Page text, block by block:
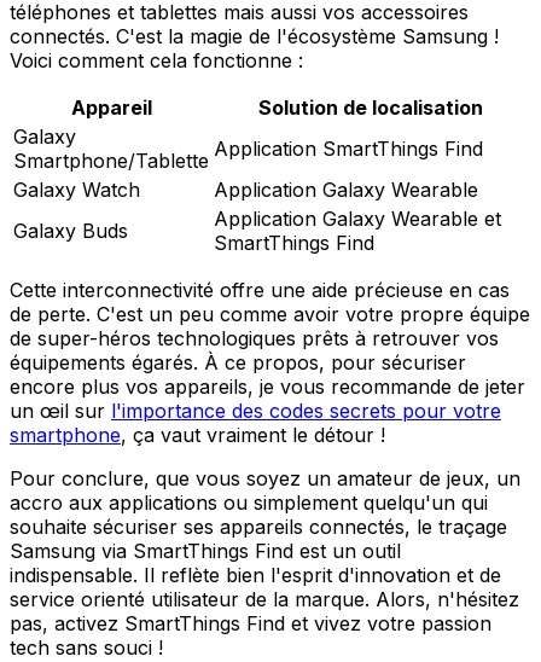
téléphones et tablettes mais aussi vos accessoires
connectés. C'est la magie de l'écosystème Samsung !
Voici comment cela fonctionne :
Appareil
Solution de localisation
Galaxy
Smartphone/Tablette Application SmartThings Find
Galaxy Watch
Application Galaxy Wearable
Galaxy Buds
Application Galaxy Wearable et
SmartThings Find
Cette interconnectivité offre une aide précieuse en cas
de perte. C'est un peu comme avoir votre propre équipe
de super-héros technologiques prêts à retrouver vos
équipements égarés. À ce propos, pour sécuriser
encore plus vos appareils, je vous recommande de jeter
un œil sur l'importance des codes secrets pour votre
smartphone, ça vaut vraiment le détour !
Pour conclure, que vous soyez un amateur de jeux, un
accro aux applications ou simplement quelqu'un qui
souhaite sécuriser ses appareils connectés, le traçage
Samsung via SmartThings Find est un outil
indispensable. Il reflète bien l'esprit d'innovation et de
service orienté utilisateur de la marque. Alors, n'hésitez
pas, activez SmartThings Find et vivez votre passion
tech sans souci !